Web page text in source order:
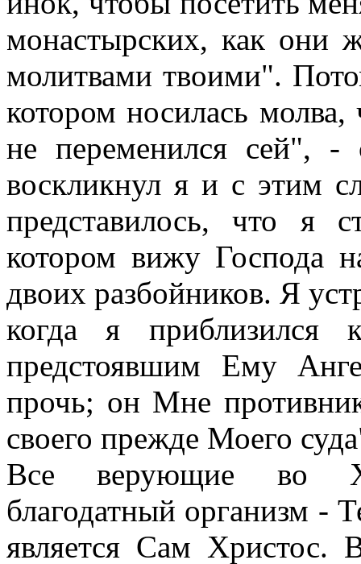
монастырских, как они
молитвами твоими".
котором носилась
не переменился сей",
воскликнул я и с этим
представилось, что я
котором вижу Господа
двоих разбойников. Я
когда я
предстоявшим Ему
прочь; он Мне
своего прежде Моего
Все верующие во
благодатный организм -
является Сам Христос.